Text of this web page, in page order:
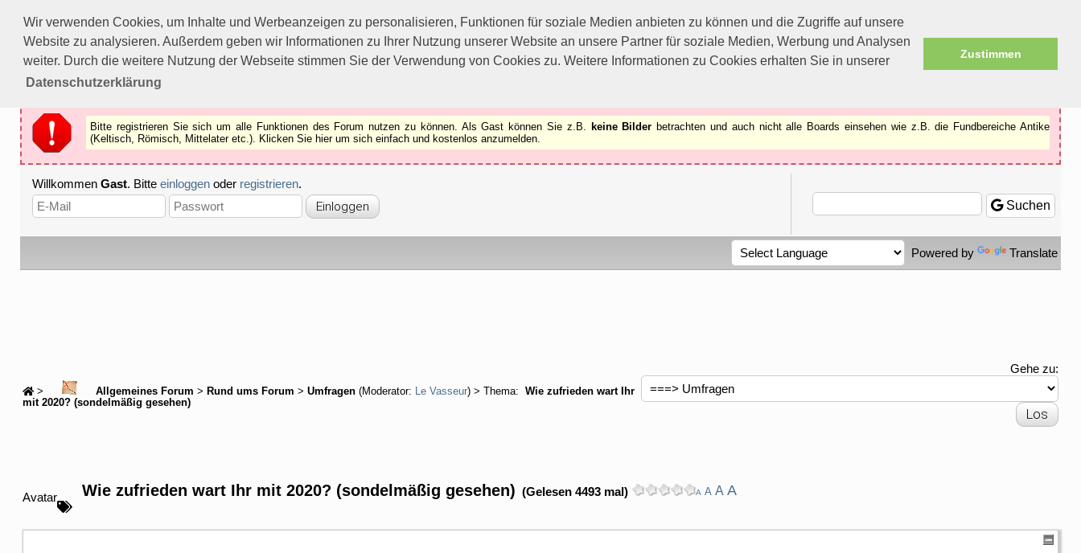
Wir verwenden Cookies, um Inhalte und Werbeanzeigen zu personalisieren, Funktionen für soziale Medien anbieten zu können und die Zugriffe auf unsere
Website zu analysieren. Außerdem geben wir Informationen zu Ihrer Nutzung unserer Website an unsere Partner für soziale Medien, Werbung und Analysen
weiter. Durch die weitere Nutzung der Webseite stimmen Sie der Verwendung von Cookies zu. Weitere Informationen zu Cookies erhalten Sie in unserer
Datenschutzerklärung
Zustimmen
Bitte registrieren Sie sich um alle Funktionen des Forums nutzen zu können.
Als Gast können Sie z.B.keine Bilderbetrachten.
Registrieren
Schliessen
Bitte registrieren Sie sich um alle Funktionen des Forum nutzen zu können. Als Gast können Sie z.B. keine Bilder betrachten und auch nicht alle Boards einsehen wie z.B. die Fundbereiche Antike
(Keltisch, Römisch, Mittelater etc.). Klicken Sie hier um sich einfach und kostenlos anzumelden.
Willkommen Gast. Bitte einloggen oder registrieren.
Suchen
Powered by Translate
> Allgemeines Forum > Rund ums Forum > Umfragen (Moderator: Le Vasseur) > Thema:
Wie zufrieden wart Ihr
mit 2020? (sondelmäßig gesehen)
Gehe zu:
Avatar Wie zufrieden wart Ihr mit 2020? (sondelmäßig gesehen) (Gelesen 4493 mal) A A A A